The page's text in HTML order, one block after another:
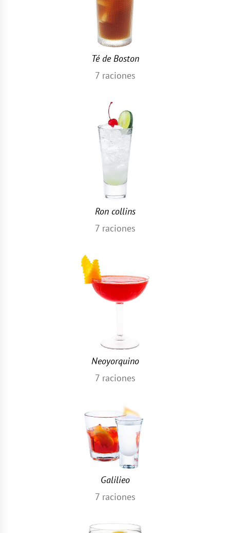
Té de Boston
7raciones
Ron collins
7raciones
Neoyorquino
7raciones
Galilieo
7raciones